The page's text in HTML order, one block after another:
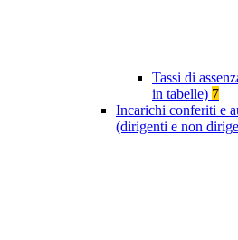
Tassi di
in tabelle) 7
Incarichi conferiti e
(dirigenti e non